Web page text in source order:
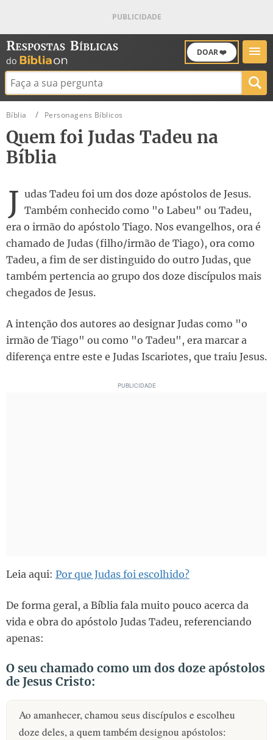
DOAR ❤️
Buscar:
Bíblia Personagens Bíblicos
Quem foi Judas Tadeu na
Bíblia
J udas Tadeu foi um dos doze apóstolos de Jesus.
Também conhecido como "o Labeu" ou Tadeu,
era o irmão do apóstolo Tiago. Nos evangelhos, ora é
chamado de Judas (filho/irmão de Tiago), ora como
Tadeu, a fim de ser distinguido do outro Judas, que
também pertencia ao grupo dos doze discípulos mais
chegados de Jesus.
A intenção dos autores ao designar Judas como "o
irmão de Tiago" ou como "o Tadeu", era marcar a
diferença entre este e Judas Iscariotes, que traiu Jesus.
Leia aqui: Por que Judas foi escolhido?
De forma geral, a Bíblia fala muito pouco acerca da
vida e obra do apóstolo Judas Tadeu, referenciando
apenas:
O seu chamado como um dos doze apóstolos
de Jesus Cristo:
Ao amanhecer, chamou seus discípulos e escolheu
doze deles, a quem também designou apóstolos: